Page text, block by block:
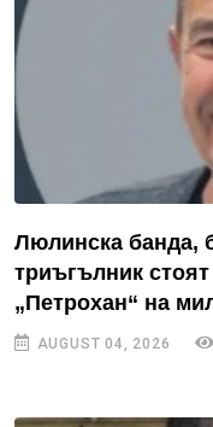
Люлинска банда,
триъгълник
„Петрохан“ на
AUGUST 04, 2026